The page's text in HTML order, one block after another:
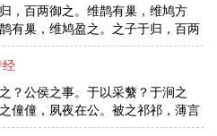
，百两御之。维鹊有巢，维鸠方
有巢，维鸠盈之。之子于归，百两
？公侯之事。于以采蘩？于涧之
僮僮，夙夜在公。被之祁祁，薄言